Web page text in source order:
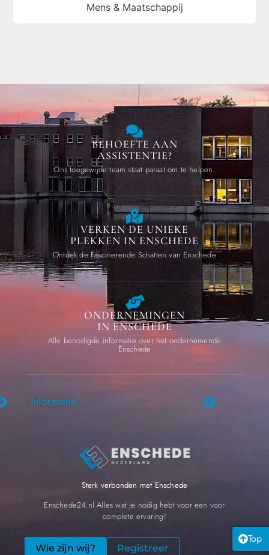
Top
Mens & Maatschappij
BEHOEFTE AAN
ASSISTENTIE?
Ons toegewijde team staat paraat om te helpen.
VERKEN DE UNIEKE
PLEKKEN IN ENSCHEDE
Ontdek de Fascinerende Schatten van Enschede
ONDERNEMINGEN
IN ENSCHEDE
Alle benodigde informatie over het ondernemende
Enschede
Informatie
Sterk verbonden met Enschede
Enschede24.nl Alles wat je nodig hebt voor een voor
complete ervaring!
Wie zijn wij? Registreer